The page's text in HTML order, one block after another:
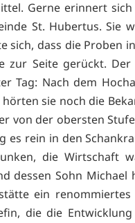
Gerne erinnert
St. Hubertus. Sie
sich, dass die Proben
zur Seite gerückt.
Tag: Nach dem
sie noch die
von der obersten
es rein in den
die Wirtschaft
dessen Sohn Michael
ein
die die